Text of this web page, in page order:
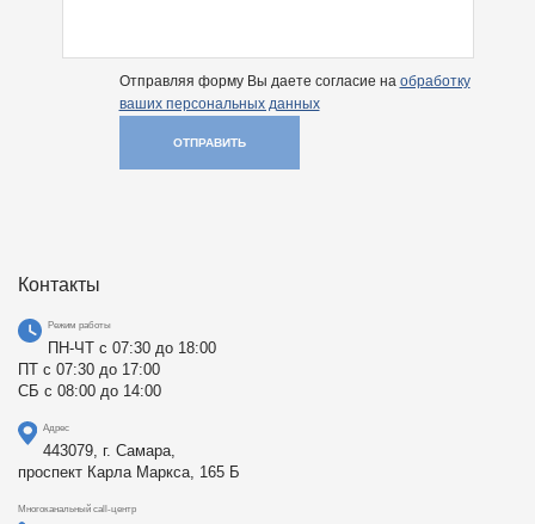
Отправляя форму Вы даете согласие на обработку
ваших персональных данных
ОТПРАВИТЬ
Контакты
Режим работы
ПН-ЧТ с 07:30 до 18:00
ПТ с 07:30 до 17:00
СБ с 08:00 до 14:00
Адрес
443079, г. Самара,
проспект Карла Маркса, 165 Б
Многоканальный call-центр